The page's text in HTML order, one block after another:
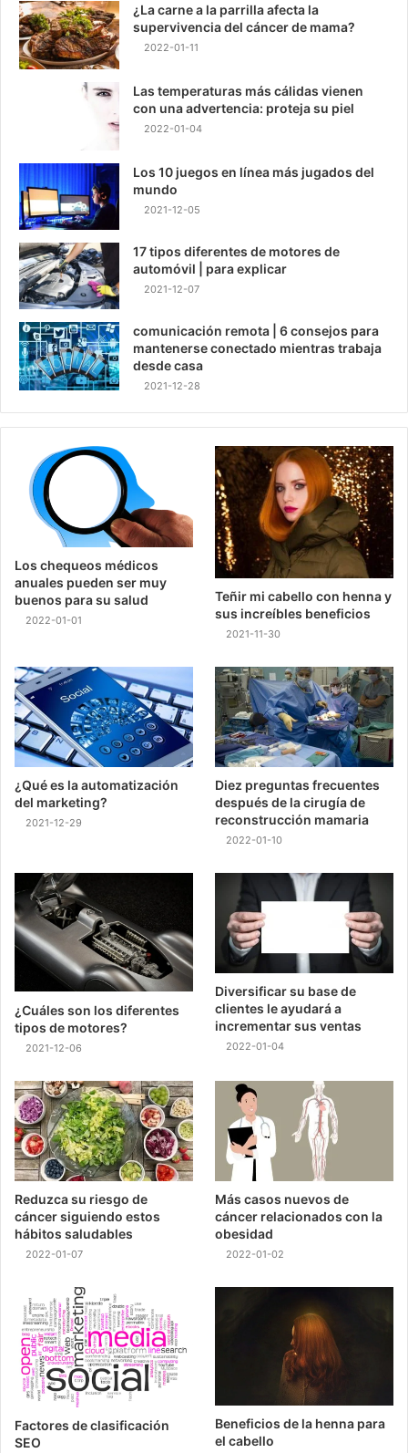
¿La carne a la parrilla afecta la
supervivencia del cáncer de mama?
2022-01-11
Las temperaturas más cálidas vienen
con una advertencia: proteja su piel
2022-01-04
Los 10 juegos en línea más jugados del
mundo
2021-12-05
17 tipos diferentes de motores de
automóvil | para explicar
2021-12-07
comunicación remota | 6 consejos para
mantenerse conectado mientras trabaja
desde casa
2021-12-28
Los chequeos médicos
anuales pueden ser muy
buenos para su salud
2022-01-01
Teñir mi cabello con henna y
sus increíbles beneficios
2021-11-30
¿Qué es la automatización
del marketing?
2021-12-29
Diez preguntas frecuentes
después de la cirugía de
reconstrucción mamaria
2022-01-10
¿Cuáles son los diferentes
tipos de motores?
2021-12-06
Diversificar su base de
clientes le ayudará a
incrementar sus ventas
2022-01-04
Reduzca su riesgo de
cáncer siguiendo estos
hábitos saludables
2022-01-07
Más casos nuevos de
cáncer relacionados con la
obesidad
2022-01-02
Factores de clasificación
SEO
Beneficios de la henna para
el cabello